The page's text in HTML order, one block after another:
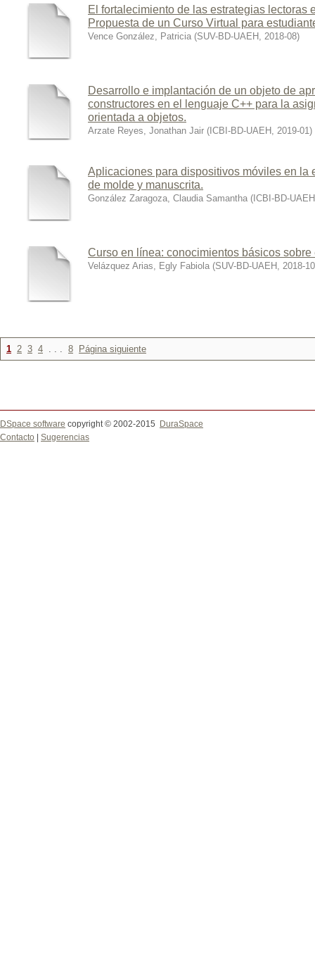
El fortalecimiento de las estrategias lectoras
Propuesta de un Curso Virtual para
Vence González, Patricia (SUV-BD-UAEH , 2018-08)
Desarrollo e implantación de un objeto de
constructores en el lenguaje C++ para la
orientada a objetos.
Arzate Reyes, Jonathan Jair ( ICBI-BD-UAEH , 2019-01)
Aplicaciones para dispositivos móviles en la
de molde y manuscrita.
González Zaragoza, Claudia Samantha ( ICBI-BD-UAEH
Curso en línea: conocimientos básicos sobre
Velázquez Arias, Egly Fabiola (SUV-BD-UAEH , 2018-10
1 2 3 4 . . . 8 Página siguiente
DSpace software copyright © 2002-2015
DuraSpace
Contacto
Sugerencias